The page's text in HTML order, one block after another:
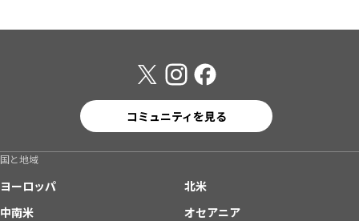
コミュニティを見る
国と地域
ヨーロッパ
北米
中南米
オセアニア